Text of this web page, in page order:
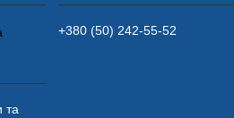
та
+380 (50) 242-55-52